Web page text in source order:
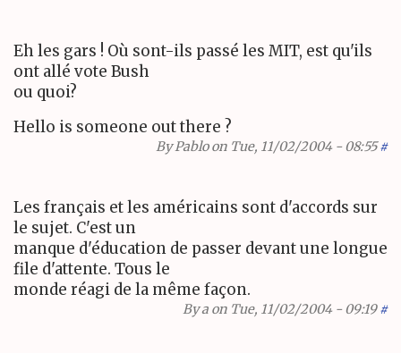
Eh les gars ! Où sont-ils passé les MIT, est qu'ils
ont allé vote Bush
ou quoi?
Hello is someone out there ?
ByPabloon Tue, 11/02/2004 - 08:55 #
Les français et les américains sont d'accords sur
le sujet. C'est un
manque d'éducation de passer devant une longue
file d'attente. Tous le
monde réagi de la même façon.
Bya on Tue, 11/02/2004 - 09:19 #